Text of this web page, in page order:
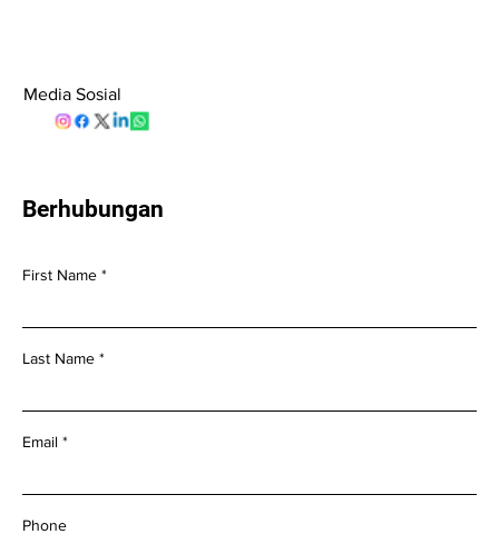
Berhubungan
First Name
Last Name
Email
Phone
Media Sosial